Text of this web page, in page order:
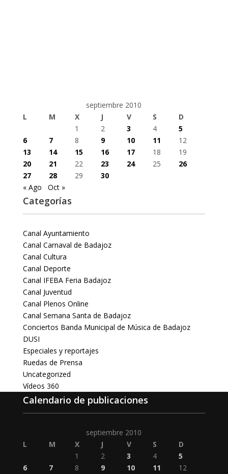
septiembre 2010
L
M X J V S
D
1
2 3 4
5
6
7 8 9 10 11
12
13
14 15 16 17 18
19
20
21 22 23 24 25
26
27
28 29
30
« Ago
Oct »
Categorías
Canal Ayuntamiento
Canal Carnaval de Badajoz
Canal Cultura
Canal Deporte
Canal IFEBA Feria Badajoz
Canal Juventud
Canal Plenos Online
Canal Semana Santa de Badajoz
Conciertos Banda Municipal de Música de Badajoz
DUSI
Especiales y reportajes
Ruedas de Prensa
Uncategorized
Vídeos 360
Calendario de publicaciones
septiembre 2010
L
M X J V S
D
1
2 3 4
5
6
7 8 9 10 11
12